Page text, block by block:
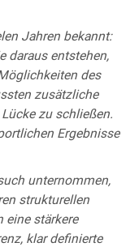
Jahren bekannt:
daraus entstehen,
des
zusätzliche
zu schließen.
Ergebnisse
unternommen,
strukturellen
eine stärkere
klar definierte